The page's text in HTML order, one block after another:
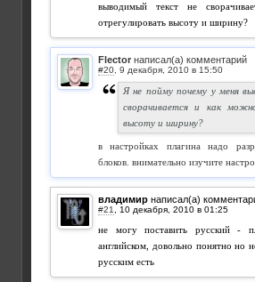
выводимый текст не
отрегулировать высоту и ширину?
Flector написал(а) комментарий
#20
Я не пойму почему у меня
сворачивается и как
высоту и ширину?
в настройках плагина надо
блоков. внимательно изучите
владимир написал(а)
#21
не могу поставить русский -
английском, довольно понятно но
русским есть